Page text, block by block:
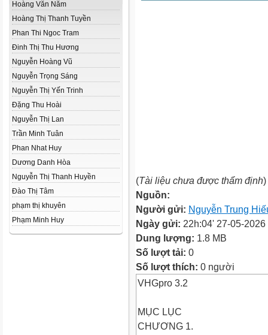
Hoàng Văn Năm
Hoàng Thị Thanh Tuyền
Phan Thi Ngoc Tram
Đinh Thị Thu Hương
Nguyễn Hoàng Vũ
Nguyễn Trọng Sáng
Nguyễn Thị Yến Trinh
Đặng Thu Hoài
Nguyễn Thị Lan
Trần Minh Tuân
Phan Nhat Huy
Dương Danh Hòa
Nguyễn Thị Thanh Huyền
Đào Thị Tâm
phạm thị khuyên
Phạm Minh Huy
(Tài liệu chưa được thẩm định)
Nguồn:
Người gửi: Nguyễn Trung
Ngày gửi: 22h:04' 27-05-2026
Dung lượng: 1.8 MB
Số lượt tải: 0
Số lượt thích: 0 người
VHGpro 3.2
MỤC LỤC
CHƯƠNG 1.